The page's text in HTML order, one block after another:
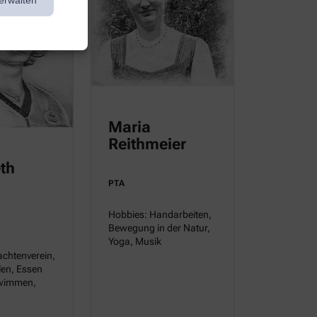
Essen
Maria
Reithmeier
PTA
Hobbies: Handarbeiten,
Bewegung in der Natur,
Yoga, Musik